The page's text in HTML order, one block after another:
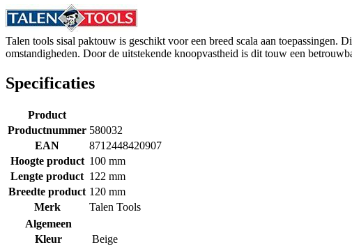
Talen tools sisal paktouw is geschikt voor een breed scala aan toepassingen.
omstandigheden. Door de uitstekende knoopvastheid is dit touw een
Specificaties
Product
Productnummer 580032
EAN
8712448420907
Hoogte product 100 mm
Lengte product 122 mm
Breedte product 120 mm
Merk
Talen Tools
Algemeen
Kleur
Beige